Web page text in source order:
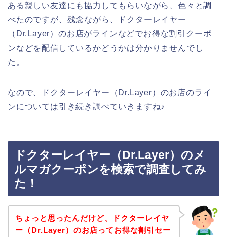
ある親しい友達にも協力してもらいながら、色々と調
べたのですが、残念ながら、ドクターレイヤー
（Dr.Layer）のお店がラインなどでお得な割引クーポ
ンなどを配信しているかどうかは分かりませんでし
た。
なので、ドクターレイヤー（Dr.Layer）のお店のライ
ンについては引き続き調べていきますね♪
ドクターレイヤー（Dr.Layer）のメ
ルマガクーポンを検索で調査してみ
た！
ちょっと思ったんだけど、ドクターレイヤ
ー（Dr.Layer）のお店ってお得な割引セー